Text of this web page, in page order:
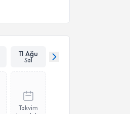
11 Ağu
Sal
Takvim